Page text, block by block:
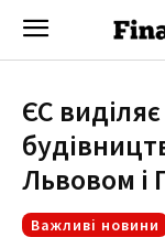
ЄС
Львовом
Важливі новини